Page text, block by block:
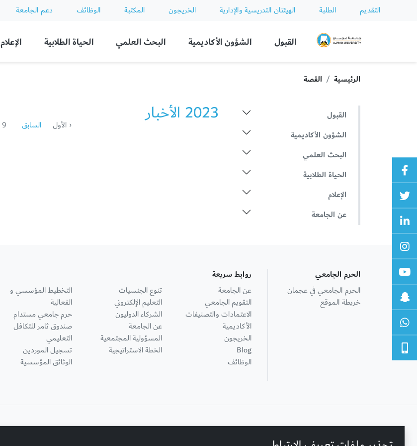
التقديم الطلبة الهيئتان التدريسية والإدارية الخريجون المكتبة الوظائف دعم الجامعة
Ajman University
القبول الشؤون الأكاديمية البحث العلمي الحياة الطلابية الإعلام
الرئيسية القصة
القبول
الشؤون الأكاديمية
البحث العلمي
الحياة الطلابية
الإعلام
عن الجامعة
2023 الأخبار
‹ الأول
السابق 9
الحرم الجامعي
الحرم الجامعي في عجمان
خريطة الموقع
روابط سريعة
عن الجامعة
التقويم الجامعي
الاعتمادات والتصنيفات
الأكاديمية
الخريجون
Blog
الوظائف
تنوع الجنسيات
التعليم الإلكتروني
الشركاء الدوليون
عن الجامعة
المسؤولية المجتمعية
الخطة الاستراتيجية
التخطيط المؤسسي و
الفعالية
حرم جامعي مستدام
صندوق ثامر للتكافل
التعليمي
تسجيل الموردين
الوثائق المؤسسية